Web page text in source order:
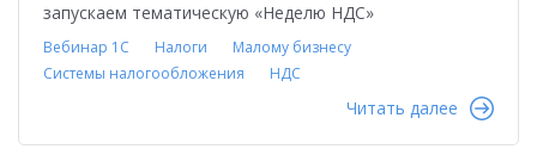
запускаем тематическую «Неделю НДС»
Вебинар 1С Налоги
Малому бизнесу
Системы налогообложения
НДС
Читать далее